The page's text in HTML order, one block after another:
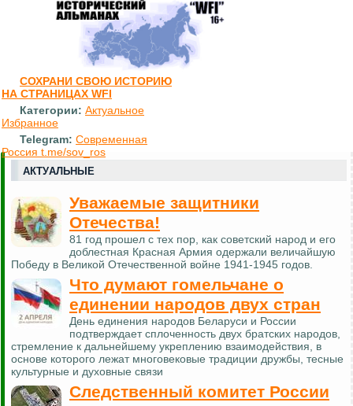
СОХРАНИ СВОЮ ИСТОРИЮ
НА СТРАНИЦАХ WFI
Категории: Актуальное
Избранное
Telegram: Современная
Россия t.me/sov_ros
АКТУАЛЬНЫЕ
Уважаемые защитники
Отечества!
81 год прошел с тех пор, как советский народ и его
доблестная Красная Армия одержали величайшую
Победу в Великой Отечественной войне 1941-1945 годов.
Что думают гомельчане о
единении народов двух стран
День единения народов Беларуси и России
подтверждает сплоченность двух братских народов,
стремление к дальнейшему укреплению взаимодействия, в
основе которого лежат многовековые традиции дружбы, тесные
культурные и духовные связи
Следственный комитет России